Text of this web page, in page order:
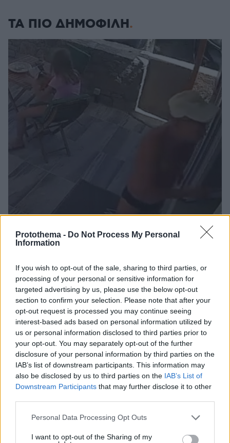
Protothema - Do Not Process My Personal
Information
If you wish to opt-out of the sale, sharing to third parties, or
processing of your personal or sensitive information for
targeted advertising by us, please use the below opt-out
section to confirm your selection. Please note that after your
opt-out request is processed you may continue seeing
interest-based ads based on personal information utilized by
us or personal information disclosed to third parties prior to
your opt-out. You may separately opt-out of the further
disclosure of your personal information by third parties on the
IAB’s list of downstream participants. This information may
also be disclosed by us to third parties on the IAB’s List of
Downstream Participants that may further disclose it to other
Please note that this website/app uses one or more Google
not limited to your visit or usage behaviour. You may click to
Personal Data Processing Opt Outs
I want to opt-out of the Sharing of my
ΤΑ ΠΙΟ ΔΗΜΟΦΙΛΗ
«Πόσα θέλεις για το κορίτσι;»: Τουρίστας στην
Κρήτη ζητά... τιμή για να ασελγήσει σε ανήλικη, τι
καταγγέλλει ο ιδιοκτήτης επιχείρησης